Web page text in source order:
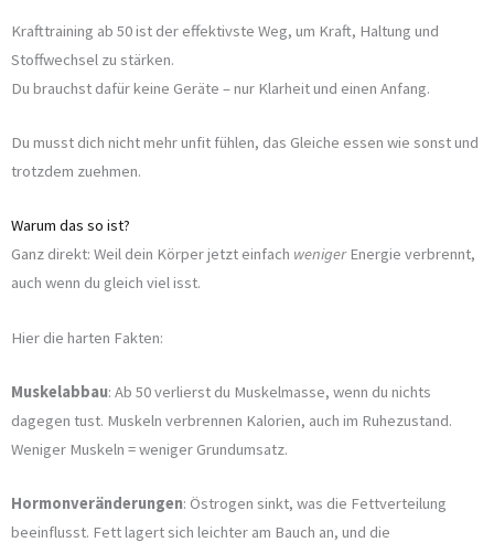
Krafttraining ab 50 ist der effektivste Weg, um Kraft, Haltung und
Stoffwechsel zu stärken.
Du brauchst dafür keine Geräte – nur Klarheit und einen Anfang.
Du musst dich nicht mehr unfit fühlen, das Gleiche essen wie sonst und
trotzdem zuehmen.
Warum das so ist?
Ganz direkt: Weil dein Körper jetzt einfach wenigerEnergie verbrennt,
auch wenn du gleich viel isst.
Hier die harten Fakten:
Muskelabbau: Ab 50 verlierst du Muskelmasse, wenn du nichts
dagegen tust. Muskeln verbrennen Kalorien, auch im Ruhezustand.
Weniger Muskeln = weniger Grundumsatz.
Hormonveränderungen: Östrogen sinkt, was die Fettverteilung
beeinflusst. Fett lagert sich leichter am Bauch an, und die